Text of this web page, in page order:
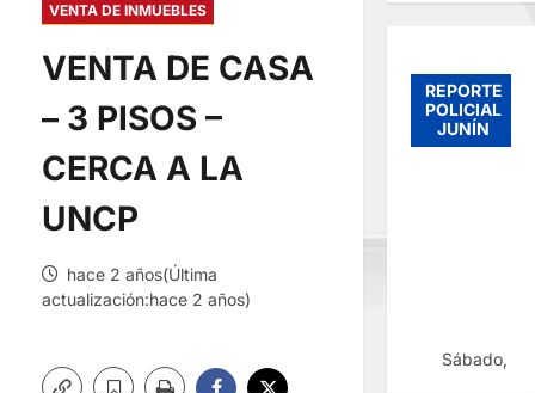
VENTA DE INMUEBLES
VENTA DE CASA
– 3 PISOS –
CERCA A LA
UNCP
hace 2 años(Última
actualización:hace 2 años)
REPORTE
POLICIAL
JUNÍN
Sábado,